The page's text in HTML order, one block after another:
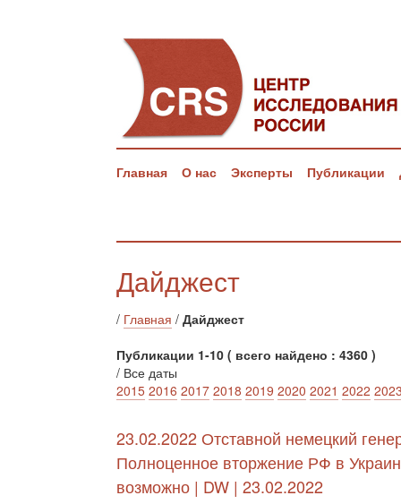
Главная О нас Эксперты Публикации
Дайджест
/ Главная / Дайджест
Публикации 1-10 ( всего найдено : 4360 )
/ Все даты
2015 2016 2017 2018 2019 2020 2021 2022
23.02.2022 Отставной немецкий
Полноценное вторжение РФ в
возможно | DW | 23.02.2022